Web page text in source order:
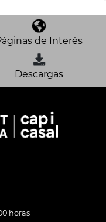
de Interés
Descargas
horas